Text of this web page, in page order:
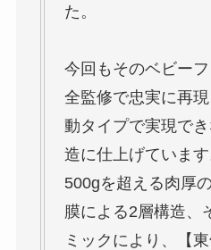
た。
今回もそのベビー
全監修で忠実に再
動タイプで実現で
造に仕上げています
500gを超える肉厚
膜による2層構造、
ミックにより、【